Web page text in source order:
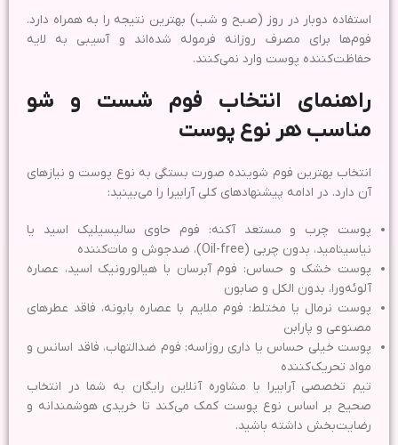
استفاده دوبار در روز (صبح و شب) بهترین نتیجه را به همراه دارد.
فوم‌ها برای مصرف روزانه فرموله شده‌اند و آسیبی به لایه
حفاظت‎‌کننده پوست وارد نمی‌کنند.
راهنمای انتخاب فوم شست و شو
مناسب هر نوع پوست
انتخاب بهترین فوم شوینده صورت بستگی به نوع پوست و نیازهای
آن دارد. در ادامه پیشنهادهای کلی آرابیرا را می‌بینید:
پوست چرب و مستعد آکنه: فوم حاوی سالیسیلیک اسید یا
نیاسینامید، بدون چربی (Oil-free)، ضدجوش و مات‌کننده
پوست خشک و حساس: فوم آبرسان با هیالورونیک اسید، عصاره
آلوئه‌ورا، بدون الکل و صابون
پوست نرمال یا مختلط: فوم ملایم با عصاره بابونه، فاقد عطرهای
مصنوعی و پارابن
پوست خیلی حساس یا داری روزاسه: فوم ضدالتهاب، فاقد اسانس و
مواد تحریک‌کننده
تیم تخصصی آرابیرا با مشاوره آنلاین رایگان به شما در انتخاب
صحیح بر اساس نوع پوست کمک می‌کند تا خریدی هوشمندانه و
رضایت‌بخش داشته باشید.